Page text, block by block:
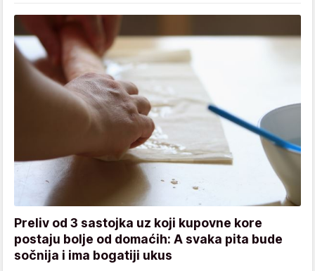
Preliv od 3 sastojka uz koji kupovne kore
postaju bolje od domaćih: A svaka pita bude
sočnija i ima bogatiji ukus